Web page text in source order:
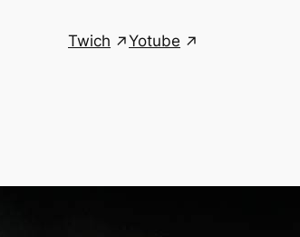
Twich Yotube